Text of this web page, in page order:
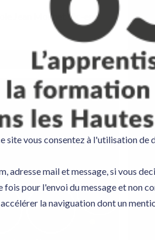
site vous consentez à l'utilisation de
adresse mail et message, si vous
fois pour l'envoi du message et non
la naviguation dont un
Jean Monnet Vic-en-